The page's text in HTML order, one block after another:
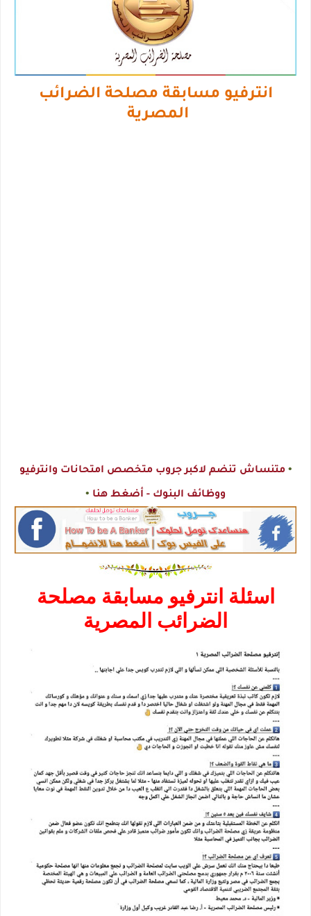
انترفيو مسابقة مصلحة الضرائب
المصرية
•متنساش تنضم لاكبر جروب متخصص امتحانات وانترفيو
ووظائف البنوك - أضغط هنا •
اسئلة انترفيو مسابقة مصلحة
الضرائب المصرية